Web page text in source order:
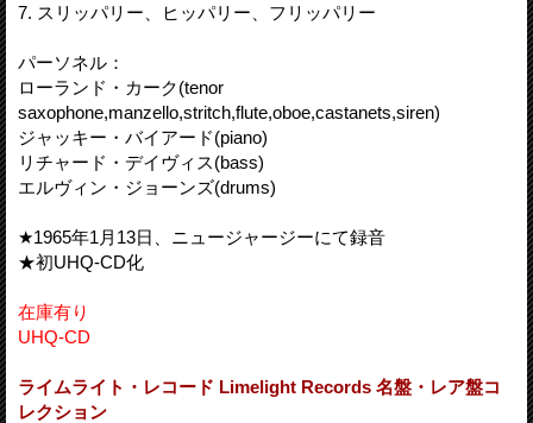
7. スリッパリー、ヒッパリー、フリッパリー
パーソネル：
ローランド・カーク(tenor
saxophone,manzello,stritch,flute,oboe,castanets,siren)
ジャッキー・バイアード(piano)
リチャード・デイヴィス(bass)
エルヴィン・ジョーンズ(drums)
★1965年1月13日、ニュージャージーにて録音
★初UHQ-CD化
在庫有り
UHQ-CD
ライムライト・レコード Limelight Records 名盤・レア盤コ
レクション